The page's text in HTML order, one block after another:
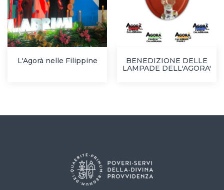
L'Agorà nelle Filippine
BENEDIZIONE DELLE
LAMPADE DELL'AGORA'